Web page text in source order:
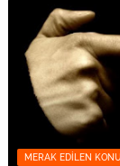
MERAK EDILEN